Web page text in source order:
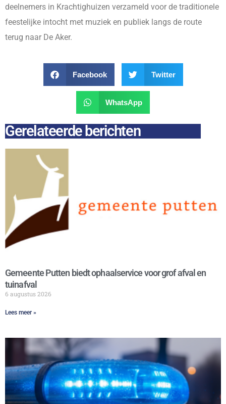
deelnemers in Krachtighuizen verzameld voor de traditionele
feestelijke intocht met muziek en publiek langs de route
terug naar De Aker.
Facebook Twitter
WhatsApp
Gerelateerde berichten
Gemeente Putten biedt ophaalservice voor grof afval en
tuinafval
6 augustus 2026
Lees meer »